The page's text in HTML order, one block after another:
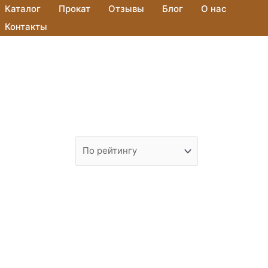
Каталог Прокат Отзывы Блог
О нас
Контакты